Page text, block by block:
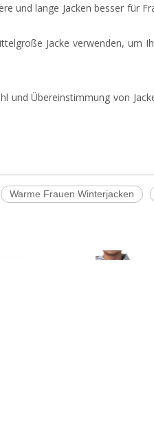
und lange Jacken besser für
Jacke verwenden, um
Übereinstimmung von
Warme Frauen Winterjacken